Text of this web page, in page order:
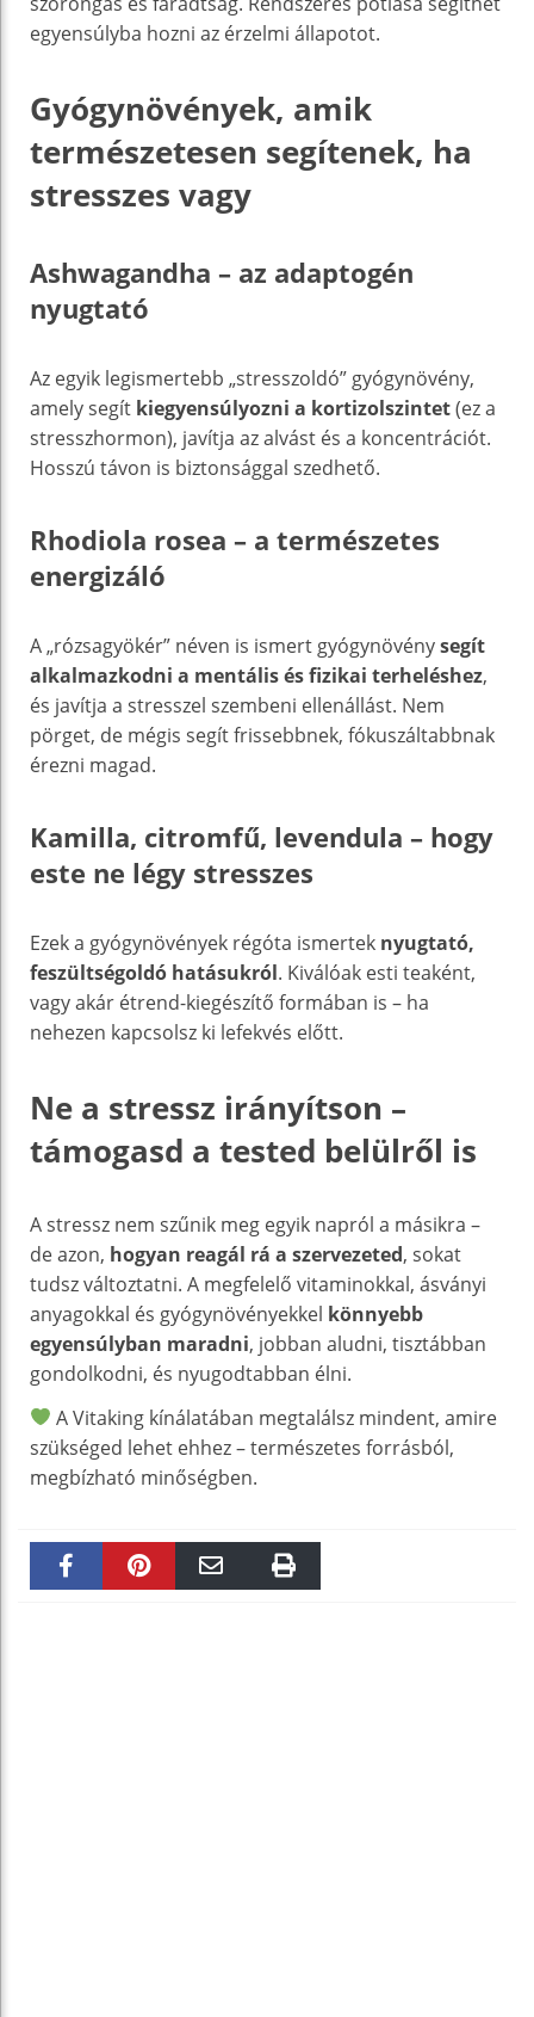
egyensúlyba hozni az érzelmi állapotot.
Gyógynövények, amik
természetesen segítenek, ha
stresszes vagy
Ashwagandha – az adaptogén
nyugtató
Az egyik legismertebb „stresszoldó” gyógynövény,
amely segít kiegyensúlyozni a kortizolszintet(ez a
stresszhormon), javítja az alvást és a koncentrációt.
Hosszú távon is biztonsággal szedhető.
Rhodiola rosea – a természetes
energizáló
A „rózsagyökér” néven is ismert gyógynövénysegít
alkalmazkodni a mentális és fizikai terheléshez,
és javítja a stresszel szembeni ellenállást. Nem
pörget, de mégis segít frissebbnek, fókuszáltabbnak
érezni magad.
Kamilla, citromfű, levendula – hogy
este ne légy stresszes
Ezek a gyógynövények régóta ismertek nyugtató,
feszültségoldó hatásukról. Kiválóak esti teaként,
vagy akár étrend-kiegészítő formában is – ha
nehezen kapcsolsz ki lefekvés előtt.
Ne a stressz irányítson –
támogasd a tested belülről is
A stressz nem szűnik meg egyik napról a másikra –
de azon, hogyan reagál rá a szervezeted, sokat
tudsz változtatni. A megfelelő vitaminokkal, ásványi
anyagokkal és gyógynövényekkel könnyebb
egyensúlyban maradni, jobban aludni, tisztábban
gondolkodni, és nyugodtabban élni.
A Vitaking kínálatában megtalálsz mindent, amire
szükséged lehet ehhez – természetes forrásból,
megbízható minőségben.